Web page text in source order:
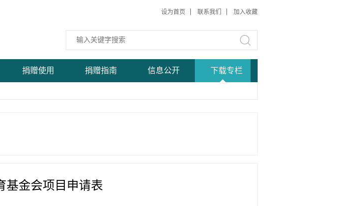
设为首页 联系我们 加入收藏
捐赠使用 捐赠指南 信息公开 下载专栏
基金会项目申请表